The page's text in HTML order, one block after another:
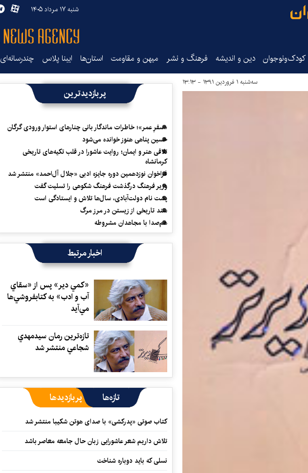
شنبه ۱۷ مرداد ۱۴۰۵
کودک‌ونوجوان دین و اندیشه فرهنگ و نشر میهن و مقاومت استان‌ها ایبنا پلاس چندرسانه‌ای
سه‌شنبه ۱ فروردین ۱۳۹۱ - ۱۳:۱۳
پربازدیدترین
«سفرِ عمر»؛ خاطرات ماندگار بانی چنارهای استوار ورودی گرگان
حسین پناهی هنوز خوانده می‌شود
تلاقی هنر و ایمان؛ روایت عاشورا در قلب تکیه‌های تاریخی
کرمانشاه
فراخوان نوزدهمین دوره جایزه ادبی «جلال آل‌احمد» منتشر شد
وزیر فرهنگ درگذشت فرهنگ شکوهی را تسلیت گفت
پشت نام دولت‌آبادی، سال‌ها تلاش و ایستادگی است
سند تاریخی از زیستن در مرز مرگ
هم‌صدا با مجاهدان مشروطه
اخبار مرتبط
«كمي دير» پس از «سقاي
آب و ادب» به كتابفروشي‌ها
مي‌آيد
تازه‌ترين رمان سيدمهدي
شجاعي منتشر شد
تازه‌ها پربازدیدها
کتاب صوتی «پدرکشی» با صدای هوتن شکیبا منتشر شد
تلاش داریم شعر عاشورایی زبان حال جامعه معاصر باشد
نسلی که باید دوباره شناخت